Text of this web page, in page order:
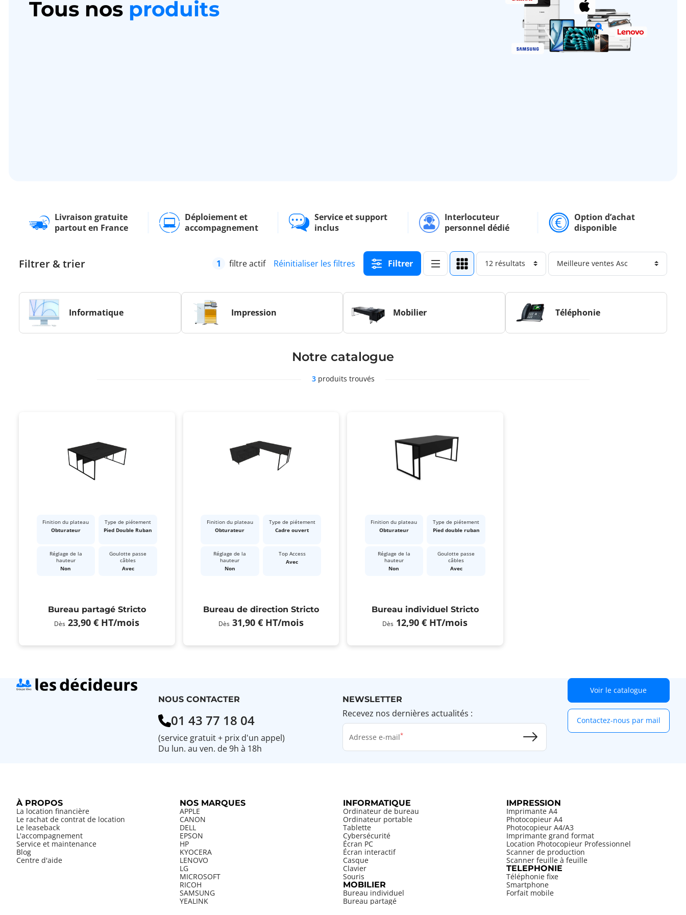
Tous nos produits
Livraison gratuite
partout en France
Déploiement et
accompagnement
Service et support
inclus
Interlocuteur
personnel dédié
Option d’achat
disponible
Filtrer & trier 1 filtre actif Réinitialiser les filtres Filtrer
Informatique Impression Mobilier Téléphonie
Notre catalogue
3produits trouvés
Finition du plateau
Obturateur
Type de piétement
Pied Double Ruban
Réglage de la
hauteur
Non
Goulotte passe
câbles
Avec
Bureau partagé Stricto
Dès 23,90 € HT/mois
Finition du plateau
Obturateur
Type de piétement
Cadre ouvert
Réglage de la
hauteur
Non
Top Access
Avec
Bureau de direction Stricto
Dès 31,90 € HT/mois
Finition du plateau
Obturateur
Type de piétement
Pied double ruban
Réglage de la
hauteur
Non
Goulotte passe
câbles
Avec
Bureau individuel Stricto
Dès 12,90 € HT/mois
NOUS CONTACTER
01 43 77 18 04
(service gratuit + prix d'un appel)
Du lun. au ven. de 9h à 18h
NEWSLETTER
Recevez nos dernières actualités :
Adresse e-mail
Voir le catalogue
Contactez-nous par mail
À PROPOS
La location financière
Le rachat de contrat de location
Le leaseback
L'accompagnement
Service et maintenance
Blog
Centre d'aide
NOS MARQUES
APPLE
CANON
DELL
EPSON
HP
KYOCERA
LENOVO
LG
MICROSOFT
RICOH
SAMSUNG
YEALINK
INFORMATIQUE
Ordinateur de bureau
Ordinateur portable
Tablette
Cybersécurité
Écran PC
Écran interactif
Casque
Clavier
Souris
MOBILIER
Bureau individuel
Bureau partagé
IMPRESSION
Imprimante A4
Photocopieur A4
Photocopieur A4/A3
Imprimante grand format
Location Photocopieur Professionnel
Scanner de production
Scanner feuille à feuille
TELEPHONIE
Téléphonie fixe
Smartphone
Forfait mobile